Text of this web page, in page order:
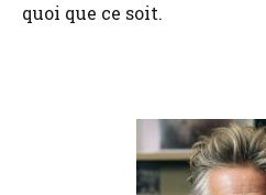
quoi que ce soit.